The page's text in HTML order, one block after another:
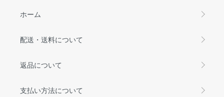
ホーム
配送・送料について
返品について
支払い方法について